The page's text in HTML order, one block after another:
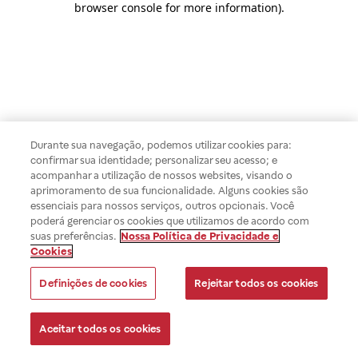
browser console for more information).
Durante sua navegação, podemos utilizar cookies para:
confirmar sua identidade; personalizar seu acesso; e
acompanhar a utilização de nossos websites, visando o
aprimoramento de sua funcionalidade. Alguns cookies são
essenciais para nossos serviços, outros opcionais. Você
poderá gerenciar os cookies que utilizamos de acordo com
suas preferências. Nossa Política de Privacidade e
Cookies
Definições de cookies Rejeitar todos os cookies
Aceitar todos os cookies